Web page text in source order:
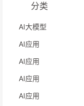
分类
AI大模型
AI应用
AI应用
AI应用
AI应用